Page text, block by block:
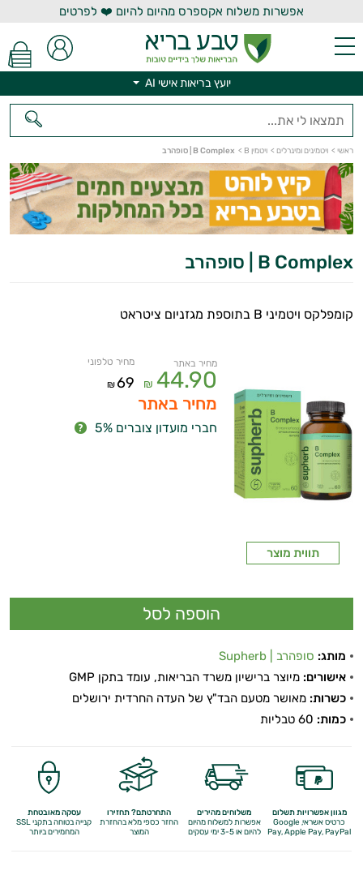
אפשרות משלוח אקספרס מהיום להיום ❤️ לפרטים
יועץ בריאות אישי AI
ראשי > ויטמינים ומינרלים > ויטמין B > B Complex | סופהרב
ויטמינים ליפוזומליים
תוספי קולגן
אומגה 3
B Complex | סופהרב
קומפלקס ויטמיני B בתוספת מגזניום ציטראט
תווית מוצר
מחיר באתר
44.90
₪
מחיר טלפוני
69
₪
מחיר באתר
חברי מועדון צוברים 5%
מותג: סופהרב | Supherb
אישורים: מיוצר ברישיון משרד הבריאות, עומד בתקן GMP
כשרות: מאושר מטעם הבד"ץ של העדה החרדית ירושלים
כמות:
מגוון אפשרויות תשלום
כרטיס אשראי, Google
Pay,Apple Pay, PayPal
משלוחים מהירים
אפשרות למשלוח מהיום
להיום או 3-5 ימי עסקים
התחרטתם? תחזירו
החזר כספי מלאבהחזרת
המוצר
עסקה מאובטחת
קנייה בטוחה בתקני SSL
המחמירים ביותר